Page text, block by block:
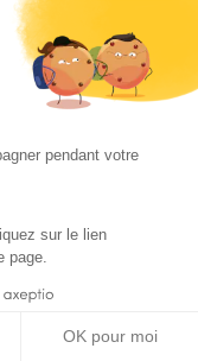
pendant votre
sur le lien
page.
OK pour moi
principale.
pour ce prêt.
d’obtenir ce
ayant passé une
personnes ayant
à devenir
y avoir droit il
fixées en
concerné et du